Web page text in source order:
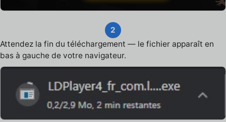
2
Attendez la fin du téléchargement — le fichier apparaît en
bas à gauche de votre navigateur.